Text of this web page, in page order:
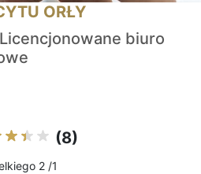
ORŁY
biuro
(8)
2 /1